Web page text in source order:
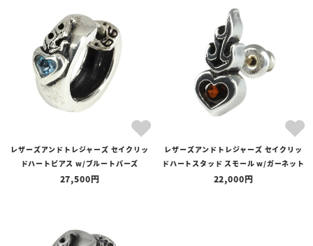
レザーズアンドトレジャーズ セイクリッ
ドハートピアス w/ブルートパーズ
27,500
レザーズアンドトレジャーズ セイクリッ
ドハートスタッド スモール w/ガーネット
22,000